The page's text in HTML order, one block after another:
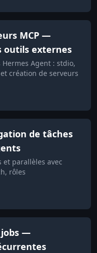
MCP —
outils externes
Agent : stdio,
création de serveurs
de tâches
et parallèles avec
rôles
jobs —